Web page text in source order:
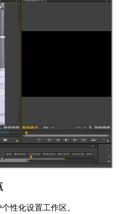
性化设置工作区。